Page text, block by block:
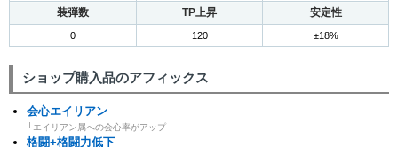
装弾数 TP上昇 安定性
0 120 ±18%
ショップ購入品のアフィックス
会心エイリアン
└エイリアン属への会心率がアップ
格闘+格闘力低下